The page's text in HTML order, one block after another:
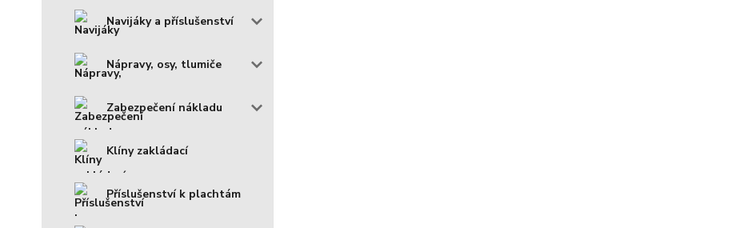
Navijáky a příslušenství
Nápravy, osy, tlumiče
Zabezpečení nákladu
Klíny zakládací
Příslušenství k plachtám